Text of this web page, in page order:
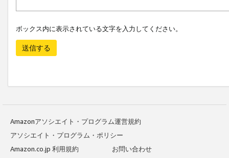
ボックス内に表示されている文字を入力してください。
送信する
Amazonアソシエイト・プログラム運営規約
アソシエイト・プログラム・ポリシー
Amazon.co.jp 利用規約
お問い合わせ